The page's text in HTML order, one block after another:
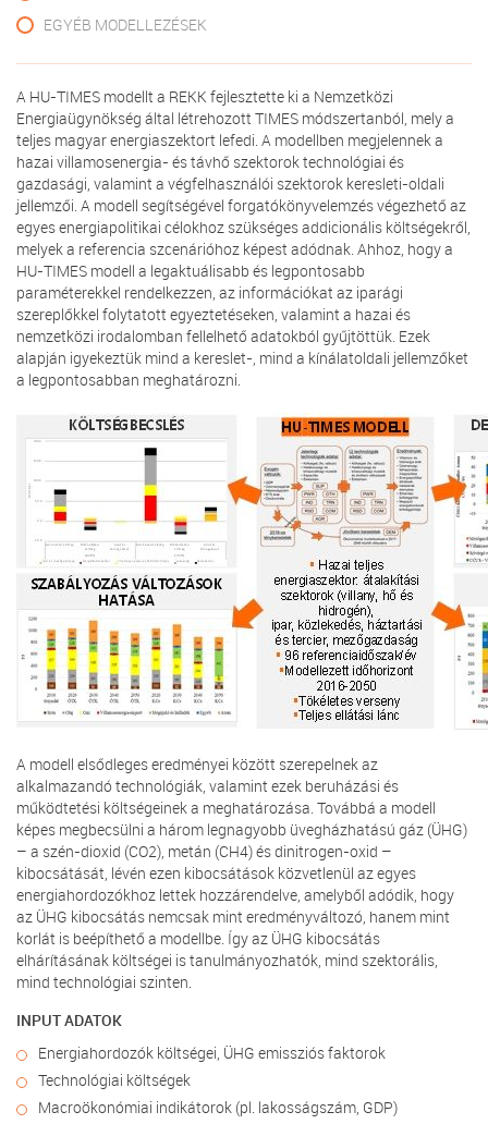
EGYÉB MODELLEZÉSEK
A HU-TIMES modellt a REKK fejlesztette ki a Nemzetközi
Energiaügynökség által létrehozott TIMES módszertanból, mely a
teljes magyar energiaszektort lefedi. A modellben megjelennek a
hazai villamosenergia- és távhő szektorok technológiai és
gazdasági, valamint a végfelhasználói szektorok keresleti-oldali
jellemzői. A modell segítségével forgatókönyvelemzés végezhető az
egyes energiapolitikai célokhoz szükséges addicionális költségekről,
melyek a referencia szcenárióhoz képest adódnak. Ahhoz, hogy a
HU-TIMES modell a legaktuálisabb és legpontosabb
paraméterekkel rendelkezzen, az információkat az iparági
szereplőkkel folytatott egyeztetéseken, valamint a hazai és
nemzetközi irodalomban fellelhető adatokból gyűjtöttük. Ezek
alapján igyekeztük mind a kereslet-, mind a kínálatoldali jellemzőket
a legpontosabban meghatározni.
A modell elsődleges eredményei között szerepelnek az
alkalmazandó technológiák, valamint ezek beruházási és
működtetési költségeinek a meghatározása. Továbbá a modell
képes megbecsülni a három legnagyobb üvegházhatású gáz (ÜHG)
– a szén-dioxid (CO2), metán (CH4) és dinitrogen-oxid –
kibocsátását, lévén ezen kibocsátások közvetlenül az egyes
energiahordozókhoz lettek hozzárendelve, amelyből adódik, hogy
az ÜHG kibocsátás nemcsak mint eredményváltozó, hanem mint
korlát is beépíthető a modellbe. Így az ÜHG kibocsátás
elhárításának költségei is tanulmányozhatók, mind szektorális,
mind technológiai szinten.
INPUT ADATOK
Energiahordozók költségei, ÜHG emissziós faktorok
Technológiai költségek
Macroökonómiai indikátorok (pl. lakosságszám, GDP)